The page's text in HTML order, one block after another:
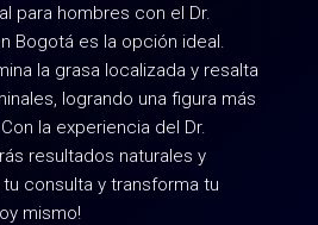
para hombres con el Dr.
Bogotá es la opción ideal.
la grasa localizada y resalta
logrando una figura más
la experiencia del Dr.
resultados naturales y
tu consulta y transforma tu
mismo!